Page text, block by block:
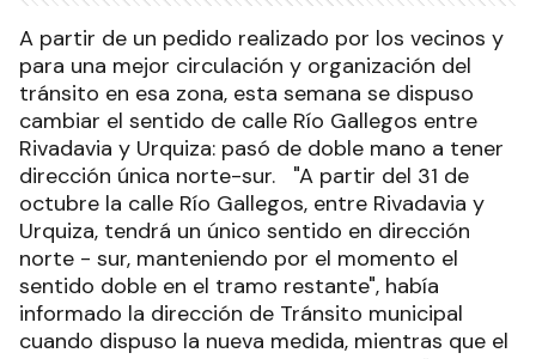
A partir de un pedido realizado por los vecinos y
para una mejor circulación y organización del
tránsito en esa zona, esta semana se dispuso
cambiar el sentido de calle Río Gallegos entre
Rivadavia y Urquiza: pasó de doble mano a tener
dirección única norte-sur. "A partir del 31 de
octubre la calle Río Gallegos, entre Rivadavia y
Urquiza, tendrá un único sentido en dirección
norte - sur, manteniendo por el momento el
sentido doble en el tramo restante", había
informado la dirección de Tránsito municipal
cuando dispuso la nueva medida, mientras que el